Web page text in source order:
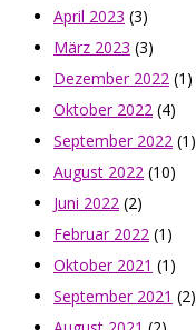
April 2023 (3)
März 2023 (3)
Dezember 2022 (1)
Oktober 2022 (4)
September 2022 (1)
August 2022 (10)
Juni 2022 (2)
Februar 2022 (1)
Oktober 2021 (1)
September 2021 (2)